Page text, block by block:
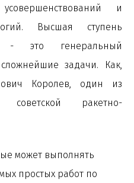
и
Высшая ступень
- это генеральный
задачи. Как,
Королев, один из
советской ракетно-
может выполнять
простых работ по